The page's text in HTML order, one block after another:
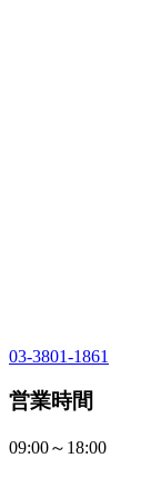
03-3801-1861
営業時間
09:00～18:00